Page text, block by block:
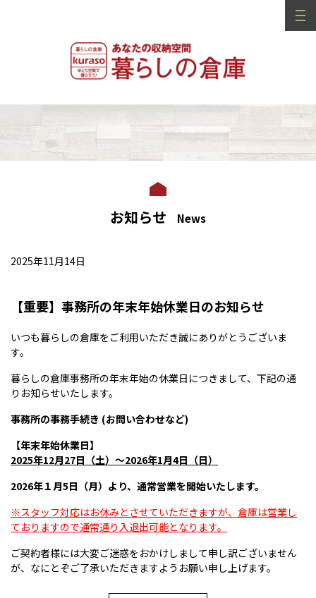
お知らせ News
2025年11月14日
【重要】事務所の年末年始休業日のお知らせ
いつも暮らしの倉庫をご利用いただき誠にありがとうございま
す。
暮らしの倉庫事務所の年末年始の休業日につきまして、下記の通
りお知らせいたします。
事務所の事務手続き (お問い合わせなど)
【年末年始休業日】
2025年12月27日（土）～2026年1月4日（日）
2026年１月5日（月）より、通常営業を開始いたします。
※スタッフ対応はお休みとさせていただきますが、倉庫は営業し
ておりますので通常通り入退出可能となります。
ご契約者様には大変ご迷惑をおかけしまして申し訳ございません
が、なにとぞご了承いただきますようお願い申し上げます。